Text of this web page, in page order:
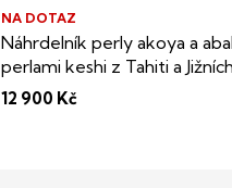
Náhrdelník perly akoya a
perlami keshi z Tahiti a
řetízku ze žlutého zlata
NA DOTAZ
12 900 Kč